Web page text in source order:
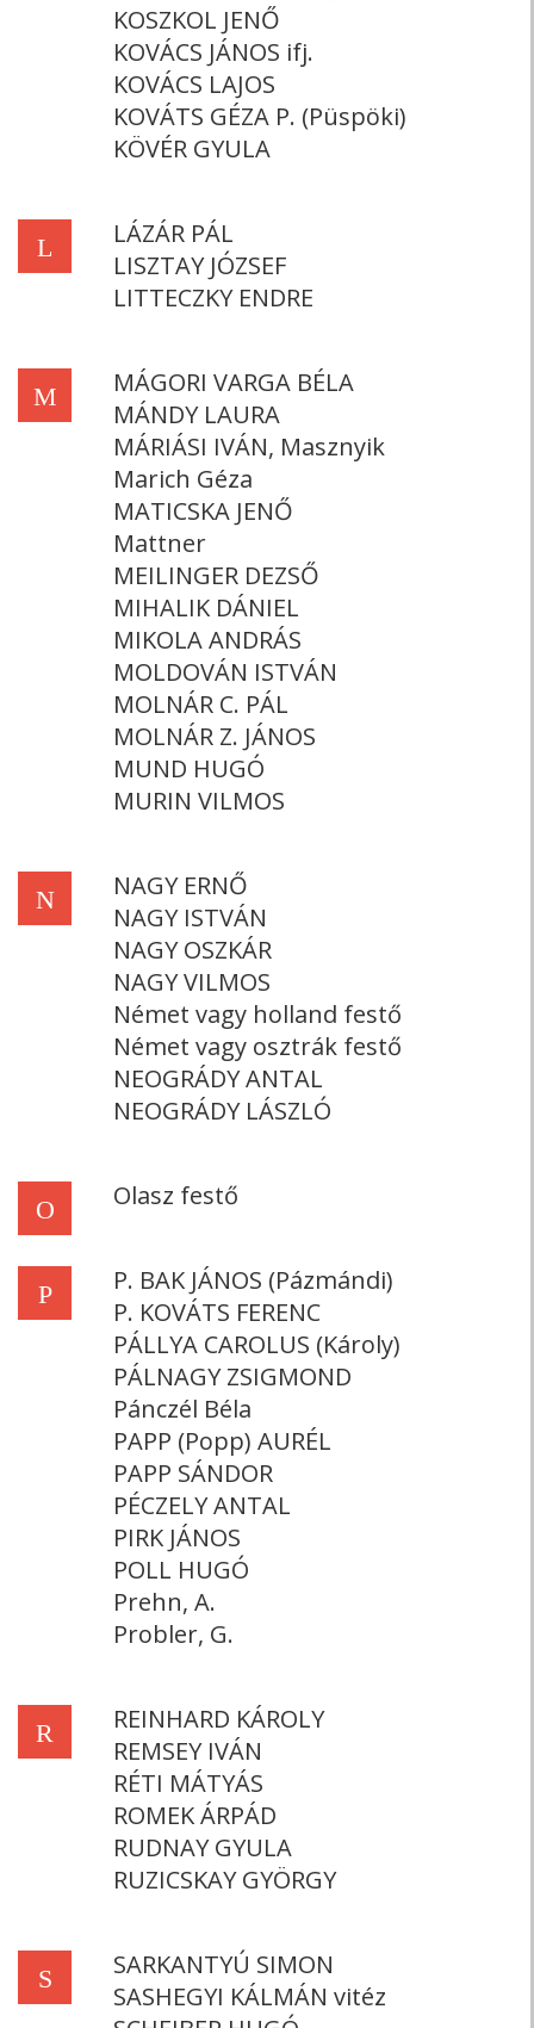
KOSZKOL JENŐ
KOVÁCS JÁNOS ifj.
KOVÁCS LAJOS
KOVÁTS GÉZA P. (Püspöki)
KÖVÉR GYULA
L
LÁZÁR PÁL
LISZTAY JÓZSEF
LITTECZKY ENDRE
M
MÁGORI VARGA BÉLA
MÁNDY LAURA
MÁRIÁSI IVÁN, Masznyik
Marich Géza
MATICSKA JENŐ
Mattner
MEILINGER DEZSŐ
MIHALIK DÁNIEL
MIKOLA ANDRÁS
MOLDOVÁN ISTVÁN
MOLNÁR C. PÁL
MOLNÁR Z. JÁNOS
MUND HUGÓ
MURIN VILMOS
N
NAGY ERNŐ
NAGY ISTVÁN
NAGY OSZKÁR
NAGY VILMOS
Német vagy holland festő
Német vagy osztrák festő
NEOGRÁDY ANTAL
NEOGRÁDY LÁSZLÓ
O Olasz festő
P
P. BAK JÁNOS (Pázmándi)
P. KOVÁTS FERENC
PÁLLYA CAROLUS (Károly)
PÁLNAGY ZSIGMOND
Pánczél Béla
PAPP (Popp) AURÉL
PAPP SÁNDOR
PÉCZELY ANTAL
PIRK JÁNOS
POLL HUGÓ
Prehn, A.
Probler, G.
R
REINHARD KÁROLY
REMSEY IVÁN
RÉTI MÁTYÁS
ROMEK ÁRPÁD
RUDNAY GYULA
RUZICSKAY GYÖRGY
S
SARKANTYÚ SIMON
SASHEGYI KÁLMÁN vitéz